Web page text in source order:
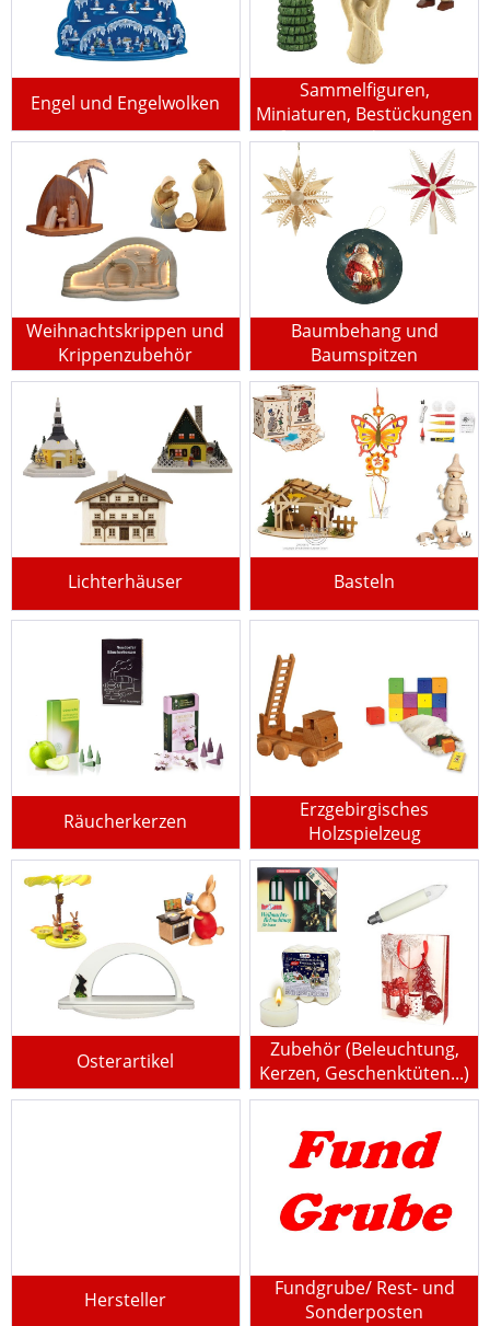
Engel und Engelwolken
Sammelfiguren,
Miniaturen, Bestückungen
für Pyramiden u.v.m.
Weihnachtskrippen und
Krippenzubehör
Baumbehang und
Baumspitzen
Lichterhäuser Basteln
Räucherkerzen
Erzgebirgisches
Holzspielzeug
Osterartikel
Zubehör (Beleuchtung,
Kerzen, Geschenktüten...)
Hersteller
Fundgrube/ Rest- und
Sonderposten